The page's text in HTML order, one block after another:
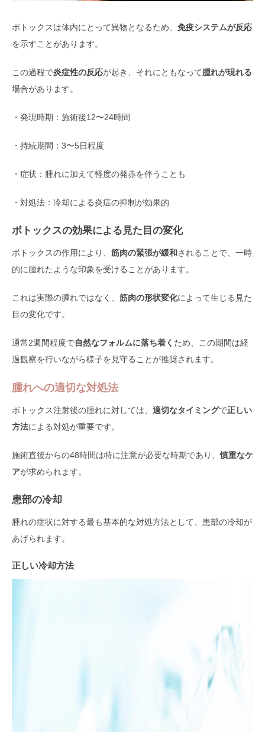
ボトックスは体内にとって異物となるため、 免疫システムが反応
を示すことがあります。
この過程で炎症性の反応が起き、それにともなって腫れが現れる
場合があります。
・発現時期：施術後12〜24時間
・持続期間：3〜5日程度
・症状：腫れに加えて軽度の発赤を伴うことも
・対処法：冷却による炎症の抑制が効果的
ボトックスの効果による見た目の変化
ボトックスの作用により、 筋肉の緊張が緩和されることで、一時
的に腫れたような印象を受けることがあります。
これは実際の腫れではなく、 筋肉の形状変化によって生じる見た
目の変化です。
通常2週間程度で自然なフォルムに落ち着く ため、この期間は経
過観察を行いながら様子を見守ることが推奨されます。
腫れへの適切な対処法
ボトックス注射後の腫れに対しては、 適切なタイミングで正しい
方法による対処が重要です。
施術直後からの48時間は特に注意が必要な時期であり、慎重なケ
アが求められます。
患部の冷却
腫れの症状に対する最も基本的な対処方法として、患部の冷却が
あげられます。
正しい冷却方法